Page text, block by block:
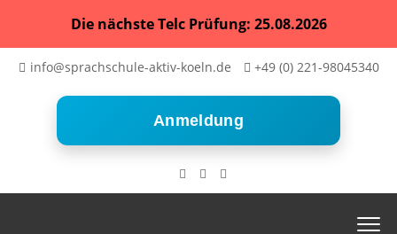
Die nächste Telc Prüfung: 25.08.2026
info@sprachschule-aktiv-koeln.de +49 (0) 221-98045340
Anmeldung